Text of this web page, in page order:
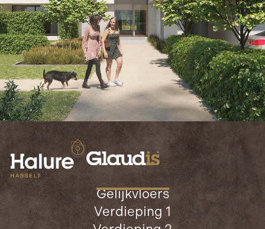
Slide 4 of 9.
Gelijkvloers
Verdieping 1